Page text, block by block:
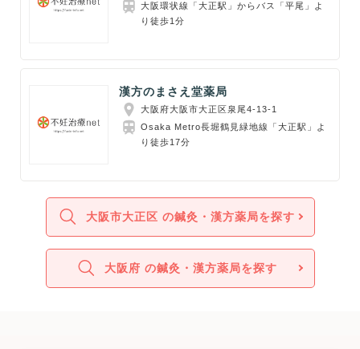
大阪環状線「大正駅」からバス「平尾」よ
り徒歩1分
漢方のまさえ堂薬局
大阪府大阪市大正区泉尾4-13-1
Osaka Metro長堀鶴見緑地線「大正駅」よ
り徒歩17分
大阪市大正区 の鍼灸・漢方薬局を探す
大阪府 の鍼灸・漢方薬局を探す